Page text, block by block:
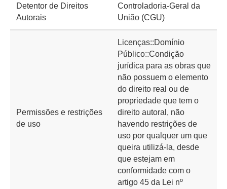
Detentor de Direitos
Autorais
Controladoria-Geral da
União (CGU)
Permissões e restrições
de uso
Licenças::Domínio
Público::Condição
jurídica para as obras que
não possuem o elemento
do direito real ou de
propriedade que tem o
direito autoral, não
havendo restrições de
uso por qualquer um que
queira utilizá-la, desde
que estejam em
conformidade com o
artigo 45 da Lei nº